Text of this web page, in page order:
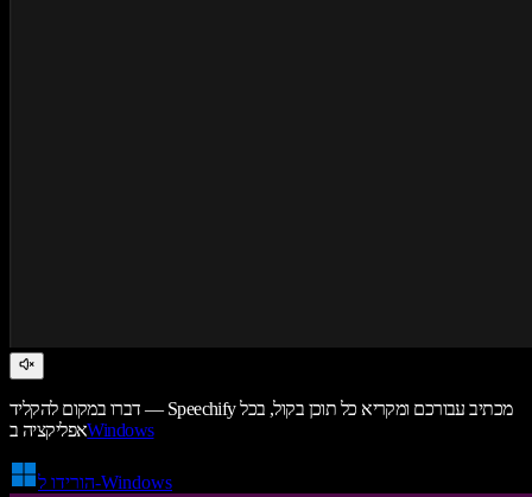
דברו במקום להקליד — Speechify מכתיב עבורכם ומקריא כל תוכן בקול, בכל
אפליקציה בWindows
הורידו ל-Windows